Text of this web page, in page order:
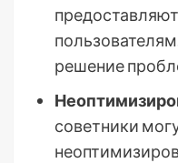
решение
советники